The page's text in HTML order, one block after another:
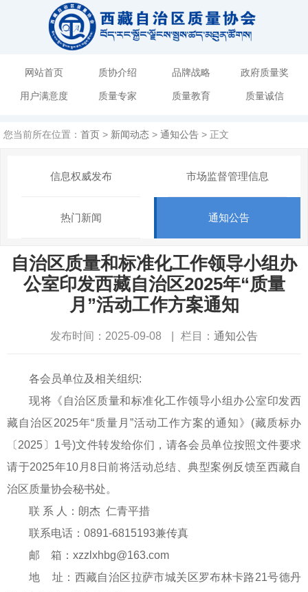
网站首页 质协介绍 品牌战略 政府质量奖
用户满意度 质量专家 质量教育 质量诚信
您当前所在位置： 首页 > 新闻动态 > 通知公告 > 正文
信息权威发布 市场监督管理信息
热门新闻 通知公告
自治区质量和标准化工作领导小组办
公室印发西藏自治区2025年“质量
月”活动工作方案通知
发布时间：2025-09-08 栏目： 通知公告
各会员单位及相关组织:
现将《自治区质量和标准化工作领导小组办公室印发西
藏自治区2025年“质量月”活动工作方案的通知》(藏质标办
〔2025〕1号)文件转发给你们，请各会员单位按照文件要求
请于2025年10月8日前将活动总结、典型案例反馈至西藏自
治区质量协会秘书处。
联 系 人：朗杰 仁青平措
联系电话：0891-6815193兼传真
邮 箱：xzzlxhbg@163.com
地 址：西藏自治区拉萨市城关区罗布林卡路21号德丹